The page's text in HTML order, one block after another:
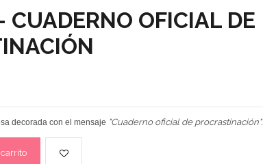
CUADERNO OFICIAL DE
decorada con el mensaje "Cuaderno oficial de procrastinación".